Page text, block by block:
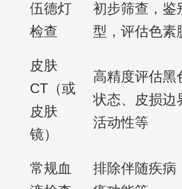
伍德灯
检查
初步筛查，鉴
型，评估色素
皮肤
CT（或
皮肤
镜）
高精度评估黑
状态、皮损边
活动性等
常规血
排除伴随疾病